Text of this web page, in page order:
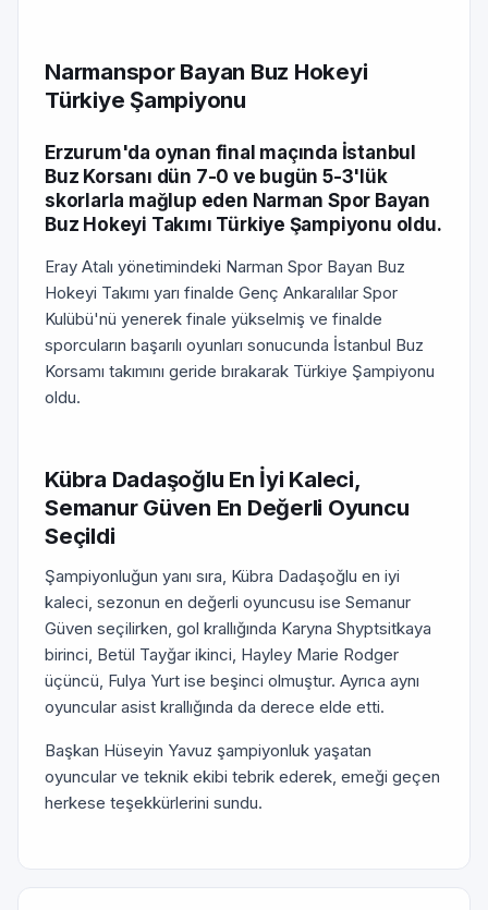
Narmanspor Bayan Buz Hokeyi
Türkiye Şampiyonu
Erzurum'da oynan final maçında İstanbul
Buz Korsanı dün 7-0 ve bugün 5-3'lük
skorlarla mağlup eden Narman Spor Bayan
Buz Hokeyi Takımı Türkiye Şampiyonu oldu.
Eray Atalı yönetimindeki Narman Spor Bayan Buz
Hokeyi Takımı yarı finalde Genç Ankaralılar Spor
Kulübü'nü yenerek finale yükselmiş ve finalde
sporcuların başarılı oyunları sonucunda İstanbul Buz
Korsamı takımını geride bırakarak Türkiye Şampiyonu
oldu.
Kübra Dadaşoğlu En İyi Kaleci,
Semanur Güven En Değerli Oyuncu
Seçildi
Şampiyonluğun yanı sıra, Kübra Dadaşoğlu en iyi
kaleci, sezonun en değerli oyuncusu ise Semanur
Güven seçilirken, gol krallığında Karyna Shyptsitkaya
birinci, Betül Tayğar ikinci, Hayley Marie Rodger
üçüncü, Fulya Yurt ise beşinci olmuştur. Ayrıca aynı
oyuncular asist krallığında da derece elde etti.
Başkan Hüseyin Yavuz şampiyonluk yaşatan
oyuncular ve teknik ekibi tebrik ederek, emeği geçen
herkese teşekkürlerini sundu.